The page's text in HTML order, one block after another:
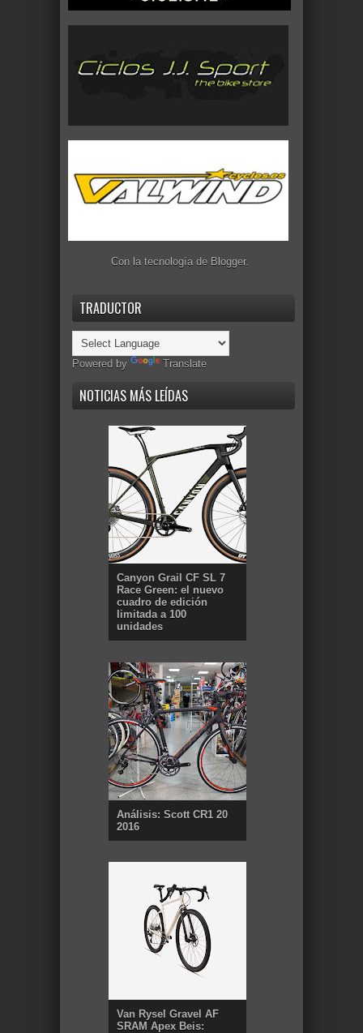
Con la tecnología de Blogger.
TRADUCTOR
Powered by Translate
NOTICIAS MÁS LEÍDAS
Canyon Grail CF SL 7
Race Green: el nuevo
cuadro de edición
limitada a 100
unidades
Análisis: Scott CR1 20
2016
Van Rysel Gravel AF
SRAM Apex Beis: